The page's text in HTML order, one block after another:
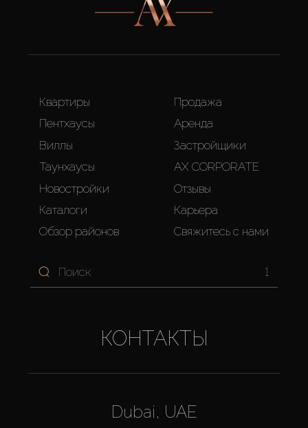
Квартиры
Пентхаусы
Виллы
Таунхаусы
Новостройки
Каталоги
Обзор районов
Продажа
Аренда
Застройщики
AX CORPORATE
Отзывы
Карьера
Свяжитесь с нами
1
КОНТАКТЫ
Dubai, UAE